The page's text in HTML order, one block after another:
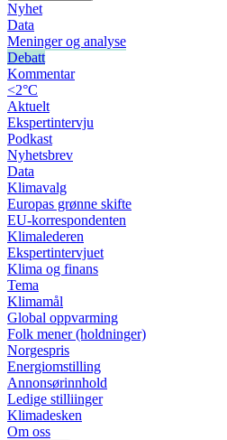
Nyhet
Data
Meninger og analyse
Debatt
Kommentar
<2°C
Aktuelt
Ekspertintervju
Podkast
Nyhetsbrev
Data
Klimavalg
Europas grønne skifte
EU-korrespondenten
Klimalederen
Ekspertintervjuet
Klima og finans
Tema
Klimamål
Global oppvarming
Folk mener (holdninger)
Norgespris
Energiomstilling
Annonsørinnhold
Ledige stilliinger
Klimadesken
Om oss